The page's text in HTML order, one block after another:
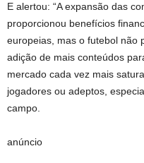
E alertou: “A expansão das
proporcionou benefícios
europeias, mas o futebol não
adição de mais conteúdos
mercado cada vez mais
jogadores ou adeptos,
campo.
anúncio